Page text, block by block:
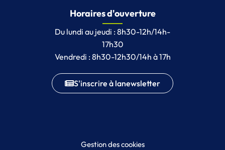
Horaires d'ouverture
Du lundi au jeudi : 8h30-12h/14h-
17h30
Vendredi : 8h30-12h30/14h à 17h
S'inscrire à lanewsletter
Gestion des cookies